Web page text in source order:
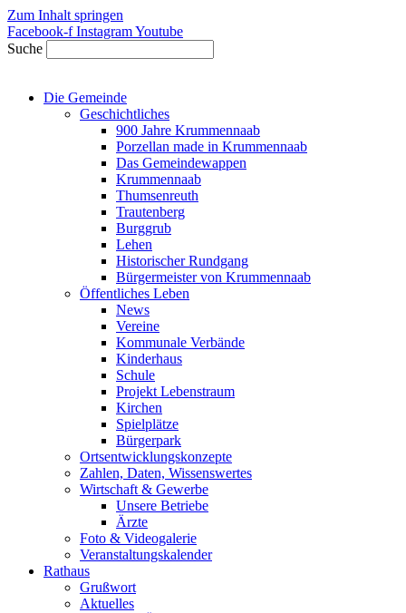
Zum Inhalt springen
Facebook-f InstagramYoutube
Suche
Die Gemeinde
Geschichtliches
900 Jahre Krummennaab
Porzellan made in Krummennaab
Das Gemeindewappen
Krummennaab
Thumsenreuth
Trautenberg
Burggrub
Lehen
Historischer Rundgang
Bürgermeister von Krummennaab
Öffentliches Leben
News
Vereine
Kommunale Verbände
Kinderhaus
Schule
Projekt Lebenstraum
Kirchen
Spielplätze
Bürgerpark
Ortsentwicklungskonzepte
Zahlen, Daten, Wissenswertes
Wirtschaft & Gewerbe
Unsere Betriebe
Ärzte
Foto & Videogalerie
Veranstaltungskalender
Rathaus
Grußwort
Aktuelles